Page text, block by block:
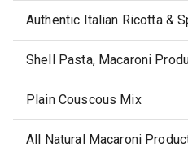
Authentic Italian Ricotta &
Shell Pasta, Macaroni
Plain Couscous Mix
All Natural Macaroni